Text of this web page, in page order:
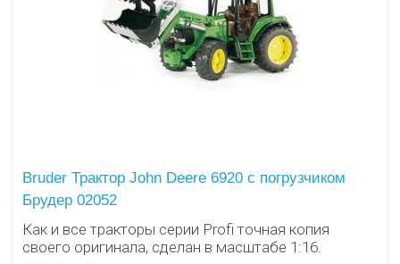
Bruder Трактор John Deere 6920 с погрузчиком
Брудер 02052
Как и все тракторы серии Profi точная копия
своего оригинала, сделан в масштабе 1:16.